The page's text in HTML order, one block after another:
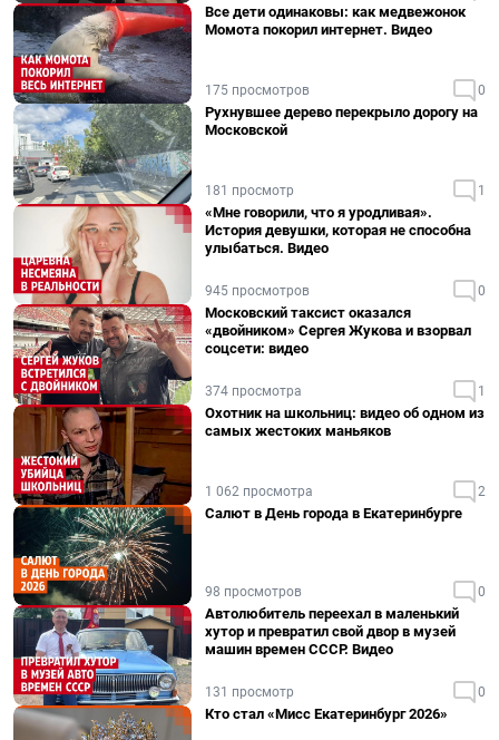
Все дети одинаковы: как медвежонок
Момота покорил интернет. Видео
175 просмотров 0
Рухнувшее дерево перекрыло дорогу на
Московской
181 просмотр 1
«Мне говорили, что я уродливая».
История девушки, которая не способна
улыбаться. Видео
945 просмотров 0
Московский таксист оказался
«двойником» Сергея Жукова и взорвал
соцсети: видео
374 просмотра 1
Охотник на школьниц: видео об одном из
самых жестоких маньяков
1 062 просмотра 2
Салют в День города в Екатеринбурге
98 просмотров 0
Автолюбитель переехал в маленький
хутор и превратил свой двор в музей
машин времен СССР. Видео
131 просмотр 0
Кто стал «Мисс Екатеринбург 2026»